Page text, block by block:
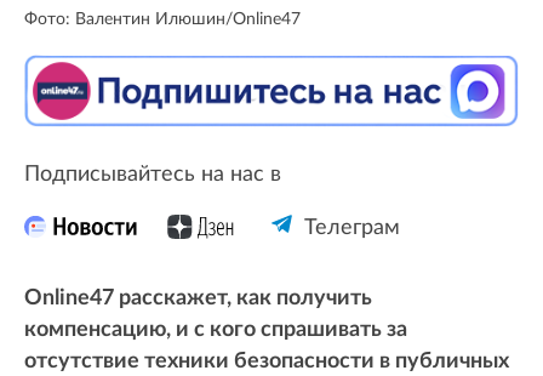
Фото: Валентин Илюшин/Online47
Подписывайтесь на нас в
Телеграм
Online47 расскажет, как получить
компенсацию, и с кого спрашивать за
отсутствие техники безопасности в публичных